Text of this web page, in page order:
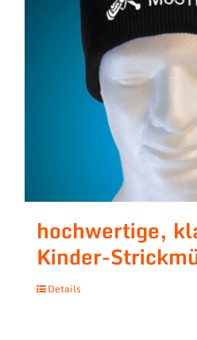
hochwertige,
Kinder-
Details